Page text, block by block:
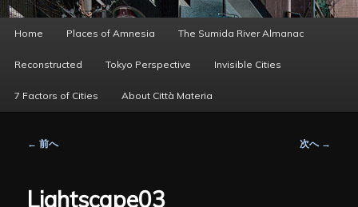
移
動
ー
Home Places of Amnesia The Sumida River Almanac
Reconstructed Tokyo Perspective Invisible Cities
7 Factors of Cities About Città Materia
ビ
ゲ
← 前へ 次へ →
Lightscape03